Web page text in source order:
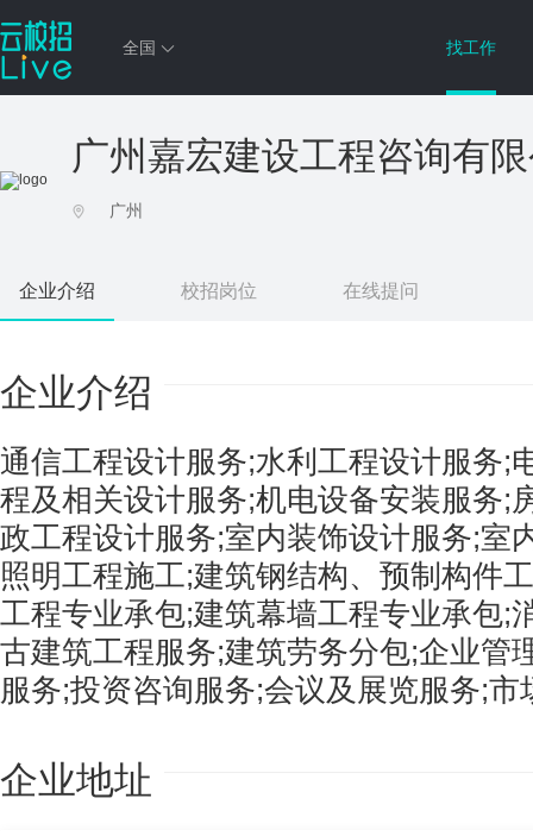
全国 找工作
广州嘉宏建设工程咨询有
广州
企业介绍 校招岗位 在线提问
企业介绍
通信工程设计服务;水利工程设计服务;
程及相关设计服务;机电设备安装服务;
政工程设计服务;室内装饰设计服务;室
照明工程施工;建筑钢结构、预制构件
工程专业承包;建筑幕墙工程专业承包;
古建筑工程服务;建筑劳务分包;企业管
服务;投资咨询服务;会议及展览服务;市
企业地址